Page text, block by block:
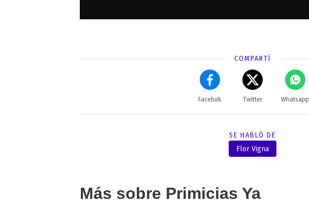
COMPARTÍ
Facebok Twitter Whatsapp
SE HABLÓ DE
Flor Vigna
Más sobre Primicias Ya